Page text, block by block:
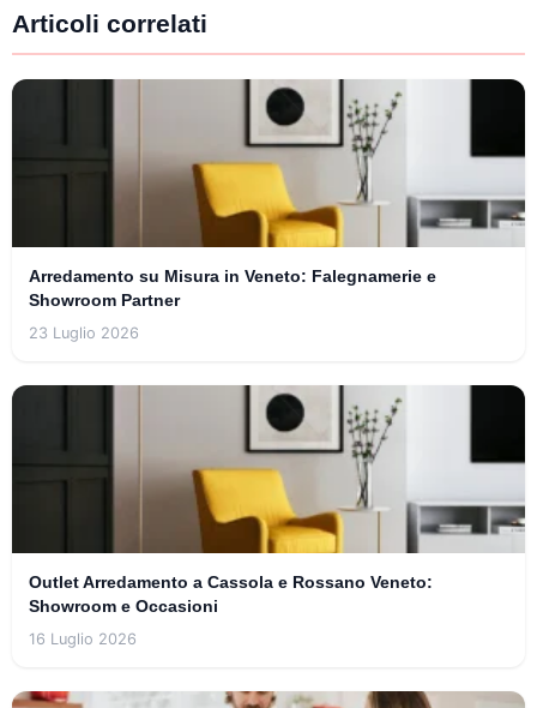
Articoli correlati
Arredamento su Misura in Veneto: Falegnamerie e
Showroom Partner
23 Luglio 2026
Outlet Arredamento a Cassola e Rossano Veneto:
Showroom e Occasioni
16 Luglio 2026